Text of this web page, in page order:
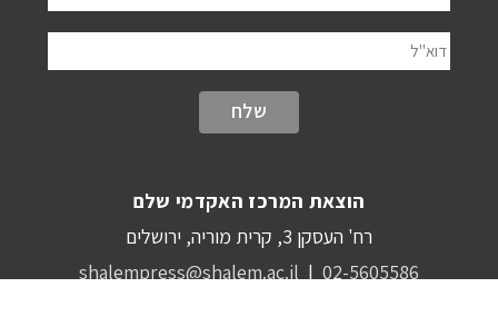
הוצאת המרכז האקדמי שלם
רח' העסקן 3, קרית מוריה, ירושלים
shalempress@shalem.ac.il | 02-5605586
דוא"ל